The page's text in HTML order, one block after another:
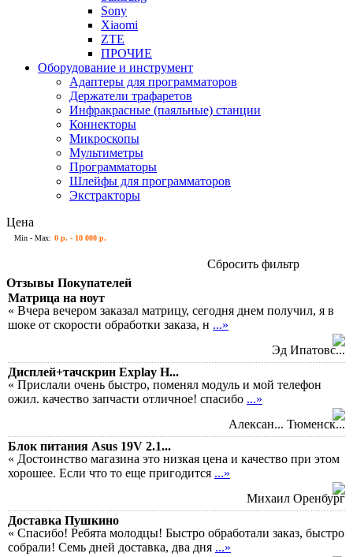
Sony
Xiaomi
ZTE
ПРОЧИЕ
Оборудование и инструмент
Адаптеры для программаторов
Держатели трафаретов
Инфракрасные (паяльные) станции
Коннекторы
Микроскопы
Мультиметры
Программаторы
Шлейфы для программаторов
Экстракторы
Цена
Min - Max: 0 р. - 10 000 р.
Сбросить фильтр
Отзывы Покупателей
Матрица на ноут
« Вчера вечером заказал матрицу, сегодня днем получил, я в
шоке от скорости обработки заказа, н ...»
Эд Ипатовс...
Дисплей+тачскрин Explay H...
« Прислали очень быстро, поменял модуль и мой телефон
ожил. качество запчасти отличное! спасибо ...»
Алексан... Тюменск...
Блок питания Asus 19V 2.1...
« Достоинство магазина это низкая цена и качество при этом
хорошее. Если что то еще пригодится ...»
Михаил Оренбург
Доставка Пушкино
« Спасибо! Ребята молодцы! Быстро обработали заказ, быстро
собрали! Семь дней доставка, два дня ...»